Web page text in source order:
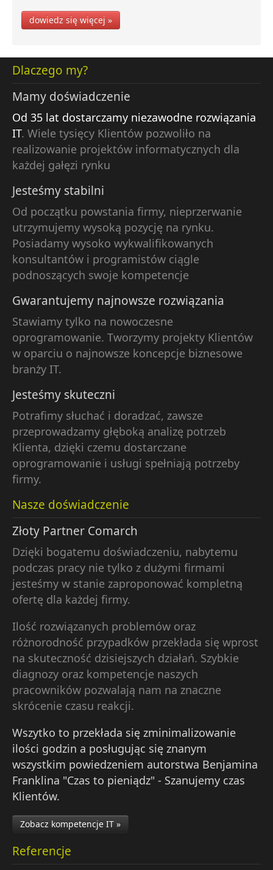
dowiedz się więcej »
Dlaczego my?
Mamy doświadczenie
Od 35 lat dostarczamy niezawodne rozwiązania
IT. Wiele tysięcy Klientów pozwoliło na
realizowanie projektów informatycznych dla
każdej gałęzi rynku
Jesteśmy stabilni
Od początku powstania firmy, nieprzerwanie
utrzymujemy wysoką pozycję na rynku.
Posiadamy wysoko wykwalifikowanych
konsultantów i programistów ciągle
podnoszących swoje kompetencje
Gwarantujemy najnowsze rozwiązania
Stawiamy tylko na nowoczesne
oprogramowanie. Tworzymy projekty Klientów
w oparciu o najnowsze koncepcje biznesowe
branży IT.
Jesteśmy skuteczni
Potrafimy słuchać i doradzać, zawsze
przeprowadzamy głęboką analizę potrzeb
Klienta, dzięki czemu dostarczane
oprogramowanie i usługi spełniają potrzeby
firmy.
Nasze doświadczenie
Złoty Partner Comarch
Dzięki bogatemu doświadczeniu, nabytemu
podczas pracy nie tylko z dużymi firmami
jesteśmy w stanie zaproponować kompletną
ofertę dla każdej firmy.
Ilość rozwiązanych problemów oraz
różnorodność przypadków przekłada się wprost
na skuteczność dzisiejszych działań. Szybkie
diagnozy oraz kompetencje naszych
pracowników pozwalają nam na znaczne
skrócenie czasu reakcji.
Wszytko to przekłada się zminimalizowanie
ilości godzin a posługując się znanym
wszystkim powiedzeniem autorstwa Benjamina
Franklina "Czas to pieniądz" - Szanujemy czas
Klientów.
Zobacz kompetencje IT »
Referencje